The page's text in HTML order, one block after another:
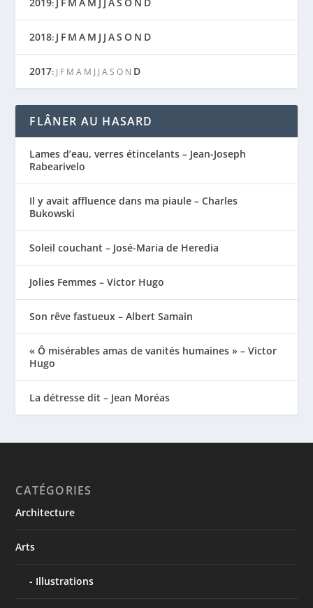
:
2018: J F M A M J J AS O N D
2017: J F M A M J J A S O N D
FLÂNER AU HASARD
Lames d’eau, verres étincelants – Jean-Joseph
Rabearivelo
Il y avait affluence dans ma piaule – Charles
Bukowski
Soleil couchant – José-Maria de Heredia
Jolies Femmes – Victor Hugo
Son rêve fastueux – Albert Samain
« Ô misérables amas de vanités humaines » – Victor
Hugo
La détresse dit – Jean Moréas
CATÉGORIES
Architecture
Arts
Illustrations